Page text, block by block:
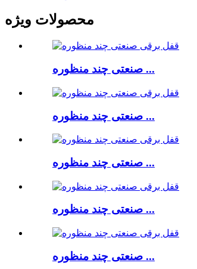
محصولات ویژه
صنعتی چند منظوره ...
صنعتی چند منظوره ...
صنعتی چند منظوره ...
صنعتی چند منظوره ...
صنعتی چند منظوره ...